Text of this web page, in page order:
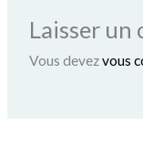
Laisser un
Vous devezvous